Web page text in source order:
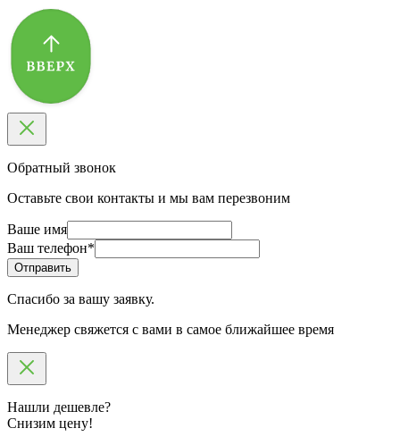
Обратный звонок
Оставьте свои контакты и мы вам перезвоним
Ваше имя
Ваш телефон*
Спасибо за вашу заявку.
Менеджер свяжется с вами в самое ближайшее время
Нашли дешевле?
Снизим цену!